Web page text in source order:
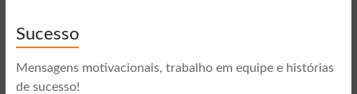
Sucesso
Mensagens motivacionais, trabalho em equipe e histórias
de sucesso!